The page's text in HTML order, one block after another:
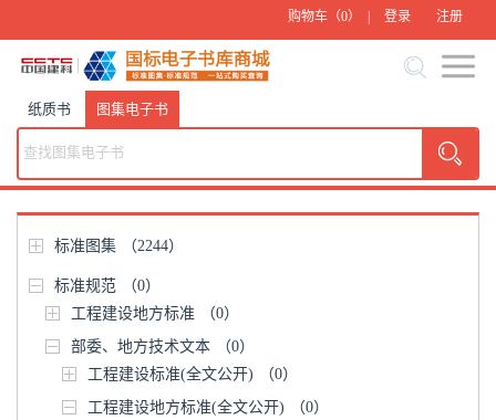
购物车（0） | 登录 注册
纸质书 图集电子书
标准图集 （2244）
标准规范
（0）
工程建设地方标准
（0）
部委、地方技术文本
（0）
工程建设标准(全文公开)
（0）
工程建设地方标准(全文公开)
（0）